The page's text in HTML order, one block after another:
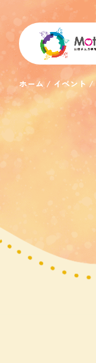
ホーム イベント